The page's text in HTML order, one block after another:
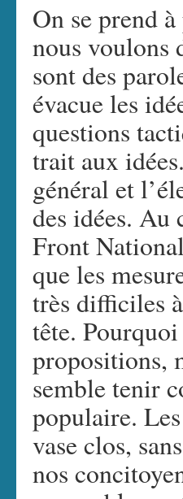
On se prend
nous voulons
sont des
évacue les
questions
trait aux
général et
des idées. Au
Front
que les
très difficiles
tête.
propositions,
semble tenir
populaire.
vase clos,
nos